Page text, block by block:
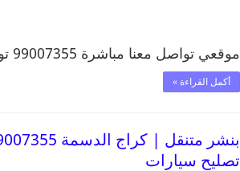
موقعي تواصل معنا مباشرة 99007355 تواصل معنا …
أكمل القراءة »
تصليح سيارات